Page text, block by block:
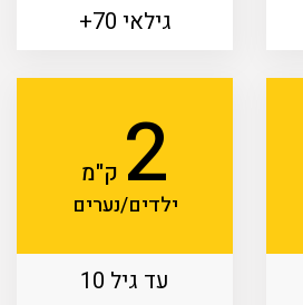
גילאי 70+
2 ק"מ
ילדים/נערים
עד גיל 10